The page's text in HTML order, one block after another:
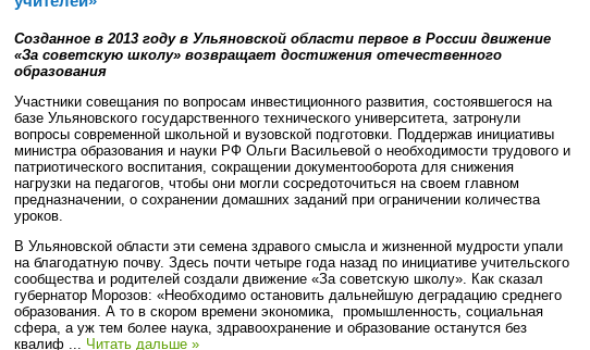
Созданное в 2013 году в Ульяновской области первое в России движение
«За советскую школу» возвращает достижения отечественного
образования
Участники совещания по вопросам инвестиционного развития, состоявшегося на
базе Ульяновского государственного технического университета, затронули
вопросы современной школьной и вузовской подготовки. Поддержав инициативы
министра образования и науки РФ Ольги Васильевой о необходимости трудового и
патриотического воспитания, сокращении документооборота для снижения
нагрузки на педагогов, чтобы они могли сосредоточиться на своем главном
предназначении, о сохранении домашних заданий при ограничении количества
уроков.
В Ульяновской области эти семена здравого смысла и жизненной мудрости упали
на благодатную почву. Здесь почти четыре года назад по инициативе учительского
сообщества и родителей создали движение «За советскую школу». Как сказал
губернатор Морозов: «Необходимо остановить дальнейшую деградацию среднего
образования. А то в скором времени экономика, промышленность, социальная
сфера, а уж тем более наука, здравоохранение и образование останутся без
квалиф ... Читать дальше »